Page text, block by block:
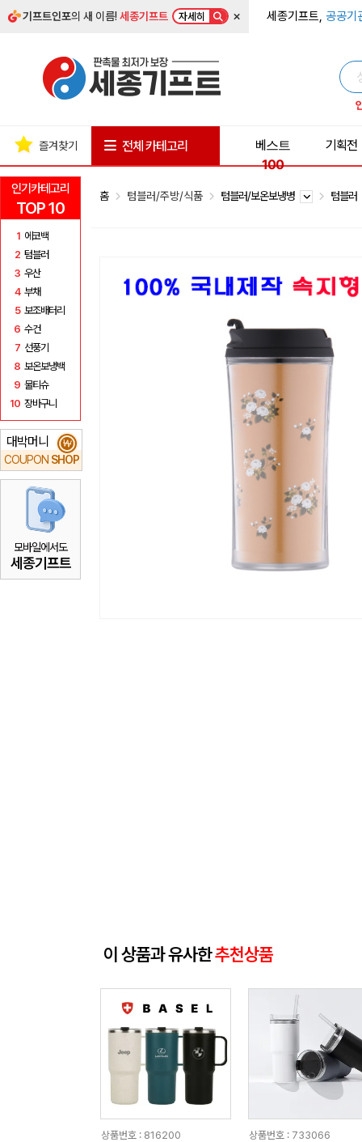
기프트인포의 새 이름!세종기프트 자세히 × 세종기프트, 공공기
인기카테고리
TOP 10
1 에코백
2 텀블러
3 우산
4 부채
5 보조배터리
6 수건
7 선풍기
8 보온보냉백
9 물티슈
10 장바구니
대박머니
COUPON SHOP
₩
모바일에서도
세종기프트
즐겨찾기 전체 카테고리
베스트
100
기획전
홈 텀블러/주방/식품 텀블러/보온보냉병 텀블러
이 상품과 유사한추천상품
상품번호 : 816200
상품번호 : 733066